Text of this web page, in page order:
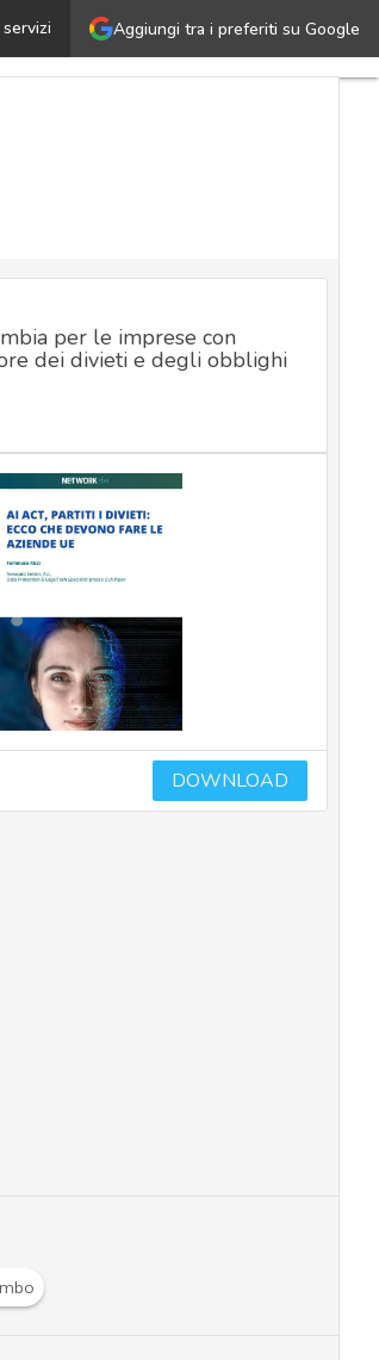
Aggiungi tra i preferiti su Google
nella PA, passo passo: le linee
per le imprese con
dei divieti e degli obblighi
DOWNLOAD